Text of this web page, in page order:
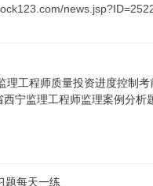
理工程师质量投资进度控制考
西宁监理工程师监理案例分析
题每天一练